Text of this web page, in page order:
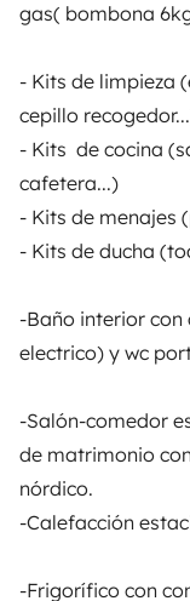
gas( bombona
- Kits de limpieza
cepillo
- Kits de cocina
cafetera...)
- Kits de menajes
- Kits de ducha
-Baño interior
electrico) y wc
-Salón-comedor
de matrimonio
nórdico.
-Calefacción
-Frigorífico con
Las opiniones de
Ayuda viajero
PROPIETARIOS
Anunciar un
Seguros de
Ayuda propietario